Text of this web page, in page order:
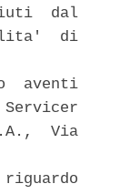
dal
di
aventi
Via
riguardo